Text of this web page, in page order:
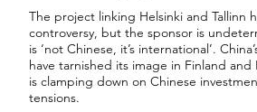
The project linking Helsinki and Tallinn
controversy, but the sponsor is
is ‘not Chinese, it’s international’.
have tarnished its image in Finland and
is clamping down on Chinese
tensions.